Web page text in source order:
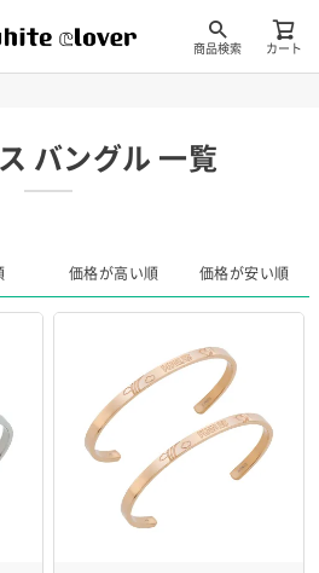
商品検索 カート
バングル 一覧
価格が高い順 価格が安い順